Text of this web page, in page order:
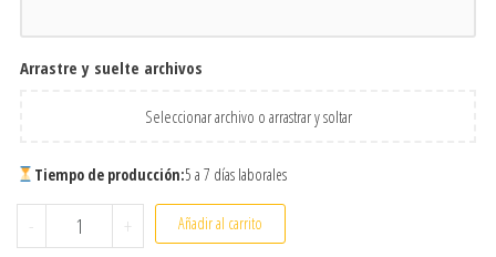
Arrastre y suelte archivos
Seleccionar archivo o arrastrar y soltar
Tiempo de producción:5 a 7 días laborales
- Trofeo vertical de madera y cristal personalizado con
+ Añadir al carrito